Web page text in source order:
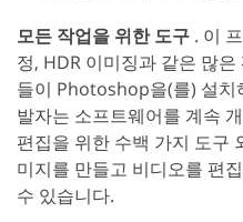
모든 작업을 위한 도구 . 이
정, HDR 이미징과 같은 많
들이 Photoshop을(를) 설치
발자는 소프트웨어를 계속
편집을 위한 수백 가지 도구
미지를 만들고 비디오를 편
수 있습니다.